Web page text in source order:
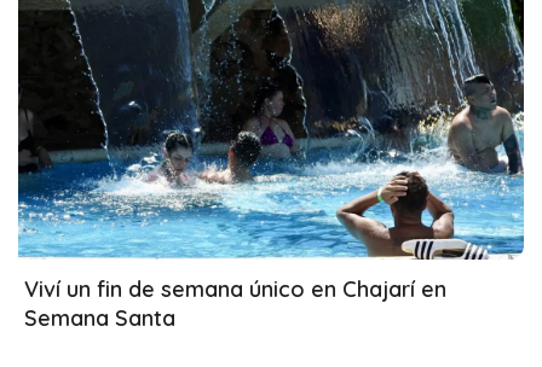
31/03/2026
Viví un fin de semana único en Chajarí en
Semana Santa